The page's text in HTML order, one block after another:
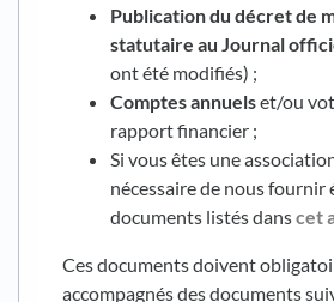
Publication du décret de
statutaire au Journal
ont été modifiés) ;
Comptes annuelset/ou
rapport financier ;
Si vous êtes une
nécessaire de nous fournir
documents listés danscet
Ces documents doivent
accompagnés des documents